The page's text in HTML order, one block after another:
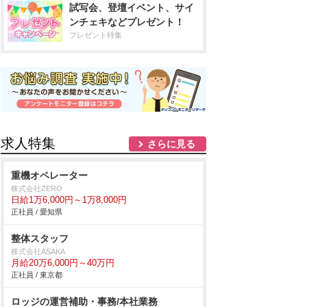
試写会、登壇イベント、サイ
ンチェキなどプレゼント！
プレゼント特集
求人特集 さらに見る
重機オペレーター
株式会社ZERO
日給1万6,000円～1万8,000円
正社員 / 愛知県
整体スタッフ
株式会社ASAKA
月給20万6,000円～40万円
正社員 / 東京都
ロッジの運営補助・事務/本社業務